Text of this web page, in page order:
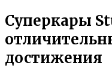
Суперкары
достижения